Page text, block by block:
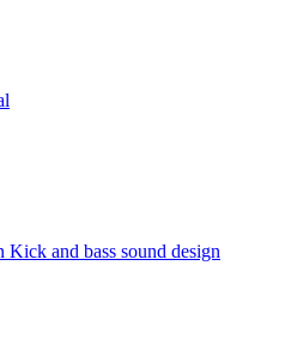
Kick and bass sound design